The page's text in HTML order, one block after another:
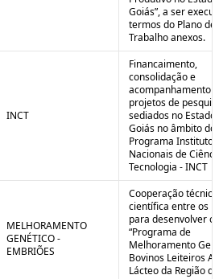
Goiás”, a ser
termos do Plano de
Trabalho anexos.
INCT
Financaimento,
consolidação e
acompanhamento
projetos de
sediados no Estado
Goiás no âmbito do
Programa Institutos
Nacionais de
Tecnologia - INCT
MELHORAMENTO
GENÉTICO -
EMBRIÕES
Cooperação
científica entre os
para desenvolver o
“Programa de
Melhoramento
Bovinos Leiteiros
Lácteo da Região